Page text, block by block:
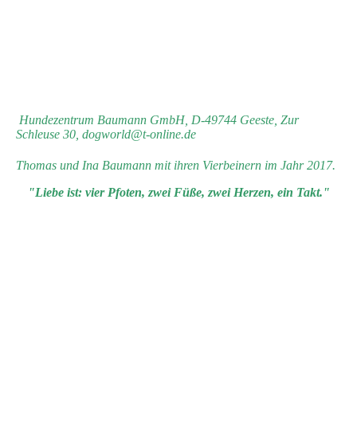
Hundezentrum Baumann GmbH, D-49744 Geeste, Zur
Schleuse 30, dogworld@t-online.de
Thomas und Ina Baumann mit ihren Vierbeinern im Jahr 2017.
"Liebe ist: vier Pfoten, zwei Füße, zwei Herzen, ein Takt."